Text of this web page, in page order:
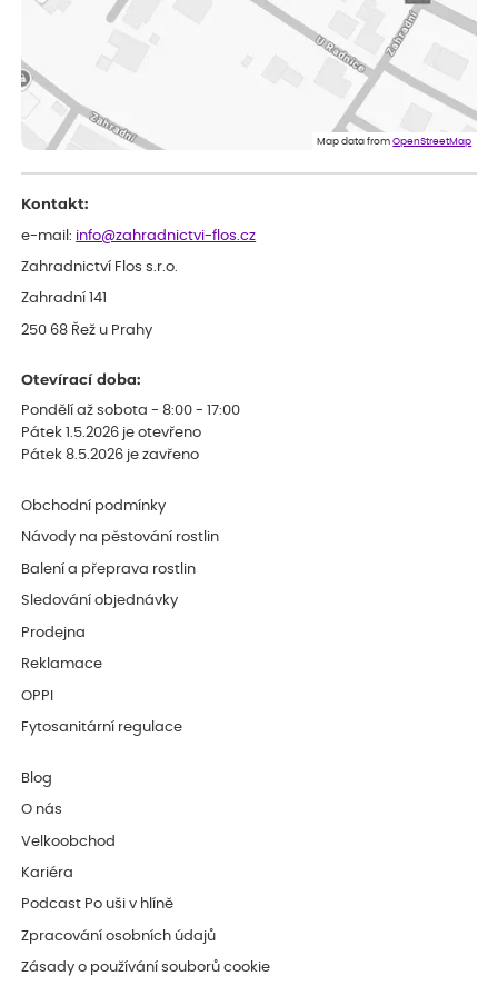
Miroslava
Rostliny byly v pořádku, dobře zabalené, celková spokojenost.
Doporučuji :). Spokojenost, stromky v pěkném stavu. Jediné, co
my chybělo, bylo komunikování nedostupného zboží před
Map data fromOpenStreetMap
Kontakt:
e-mail: info@zahradnictvi-flos.cz
Zahradnictví Flos s.r.o.
Zahradní 141
250 68 Řež u Prahy
Otevírací doba:
Pondělí až sobota - 8:00 - 17:00
Pátek 1.5.2026 je otevřeno
Pátek 8.5.2026 je zavřeno
Obchodní podmínky
Návody na pěstování rostlin
Balení a přeprava rostlin
Sledování objednávky
Prodejna
Reklamace
OPPI
Fytosanitární regulace
Blog
O nás
Velkoobchod
Kariéra
Podcast Po uši v hlíně
Zpracování osobních údajů
Zásady o používání souborů cookie